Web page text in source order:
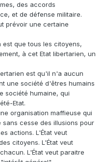
des accords
et de défense militaire.
prévoir une certaine
que tous les citoyens,
à cet Etat libertarien, un
est qu'il n'a aucun
une société d'êtres humains
société humaine, qui
Etat.
organisation maffieuse qui
sans cesse des illusions pour
actions. L'État veut
citoyens. L'État veut
L'État veut paraitre